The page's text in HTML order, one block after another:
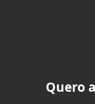
Quero